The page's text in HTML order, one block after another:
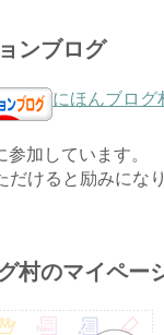
ンブログ
にほんブログ
加しています。
だけると励みになり
村のマイペー